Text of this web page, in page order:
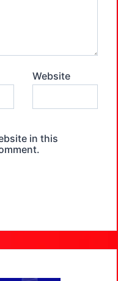
Website
in this